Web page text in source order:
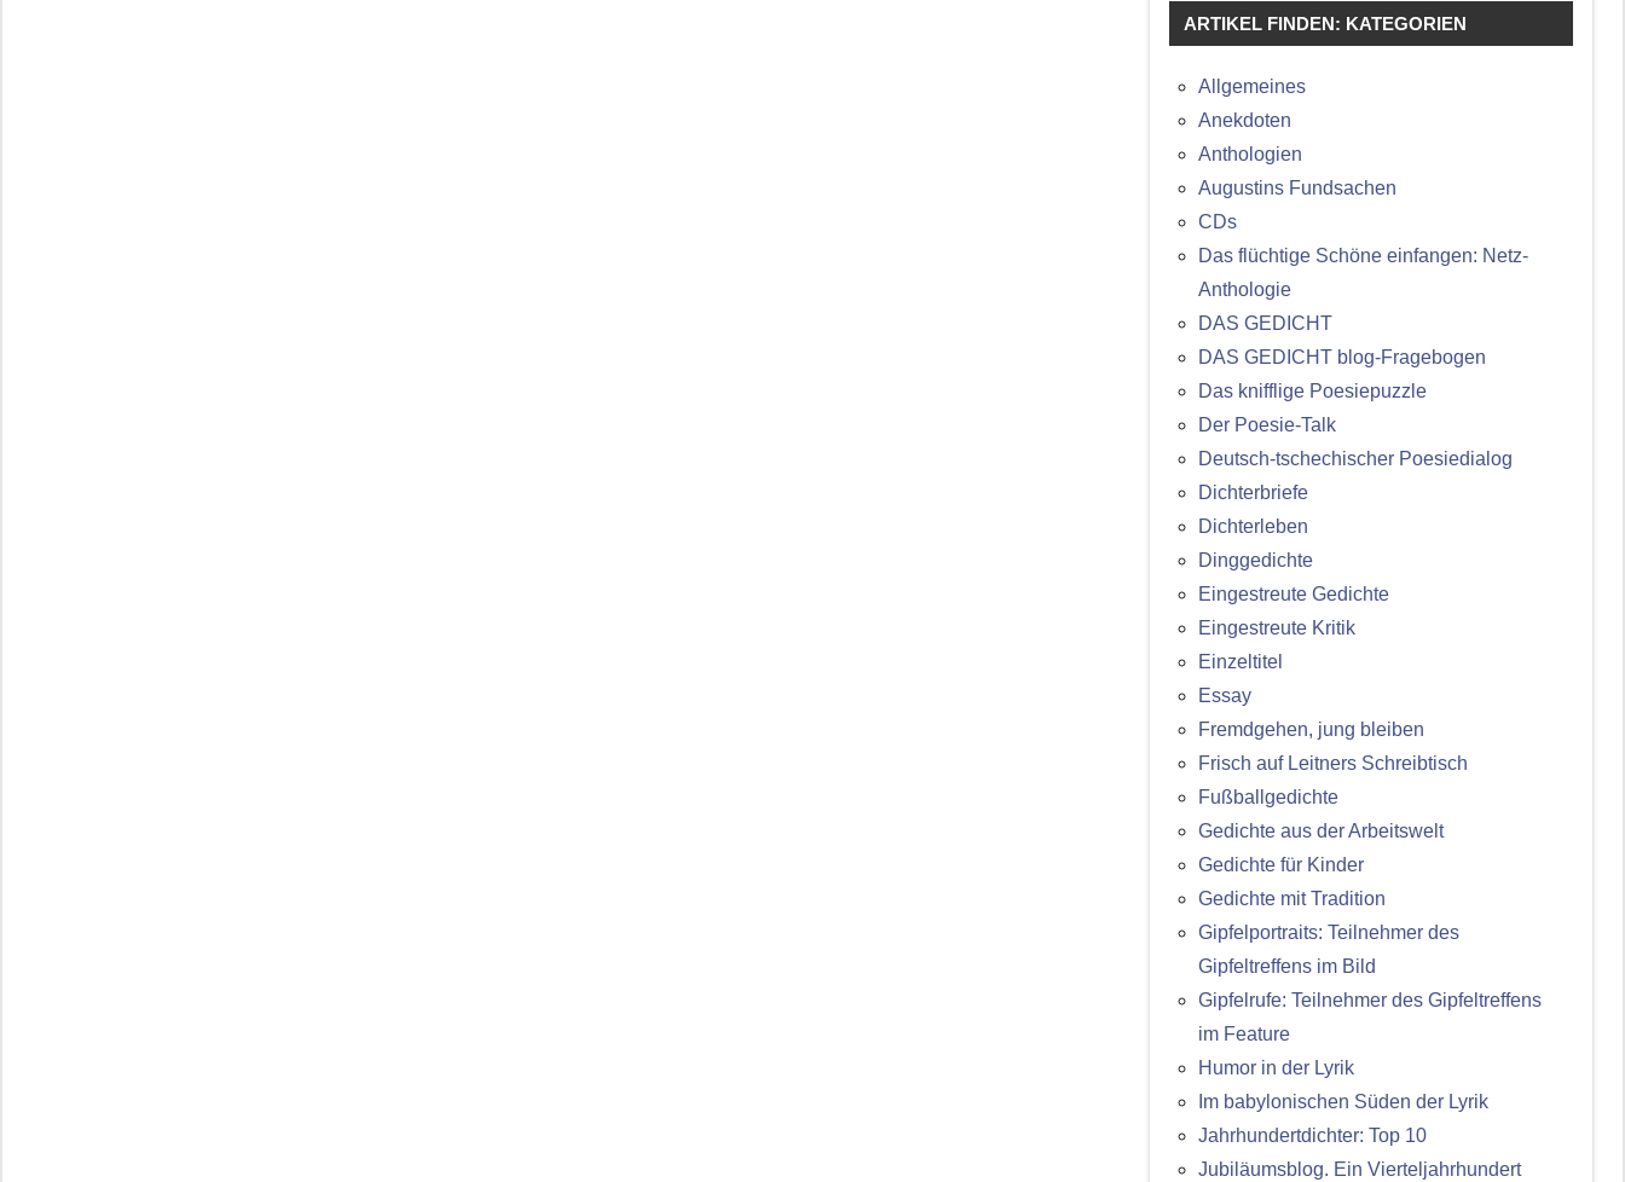
ARTIKEL FINDEN: KATEGORIEN
Allgemeines
Anekdoten
Anthologien
Augustins Fundsachen
CDs
Das flüchtige Schöne einfangen: Netz-
Anthologie
DAS GEDICHT
DAS GEDICHT blog-Fragebogen
Das knifflige Poesiepuzzle
Der Poesie-Talk
Deutsch-tschechischer Poesiedialog
Dichterbriefe
Dichterleben
Dinggedichte
Eingestreute Gedichte
Eingestreute Kritik
Einzeltitel
Essay
Fremdgehen, jung bleiben
Frisch auf Leitners Schreibtisch
Fußballgedichte
Gedichte aus der Arbeitswelt
Gedichte für Kinder
Gedichte mit Tradition
Gipfelportraits: Teilnehmer des
Gipfeltreffens im Bild
Gipfelrufe: Teilnehmer des Gipfeltreffens
im Feature
Humor in der Lyrik
Im babylonischen Süden der Lyrik
Jahrhundertdichter: Top 10
Jubiläumsblog. Ein Vierteljahrhundert